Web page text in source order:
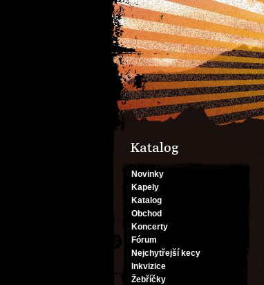
Katalog
Novinky
Kapely
Katalog
Obchod
Koncerty
Fórum
Nejchytřejší kecy
Inkvizice
Žebříčky